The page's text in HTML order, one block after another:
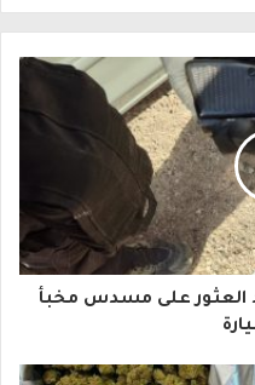
العثور على مسدس مخبأ